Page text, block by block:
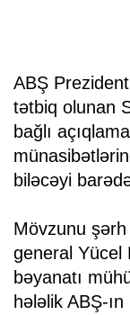
ABŞ
tətbiq olunan
bağlı
biləcəyi
Mövzunu
general Yücel
bəyanatı
hələlik ABŞ-